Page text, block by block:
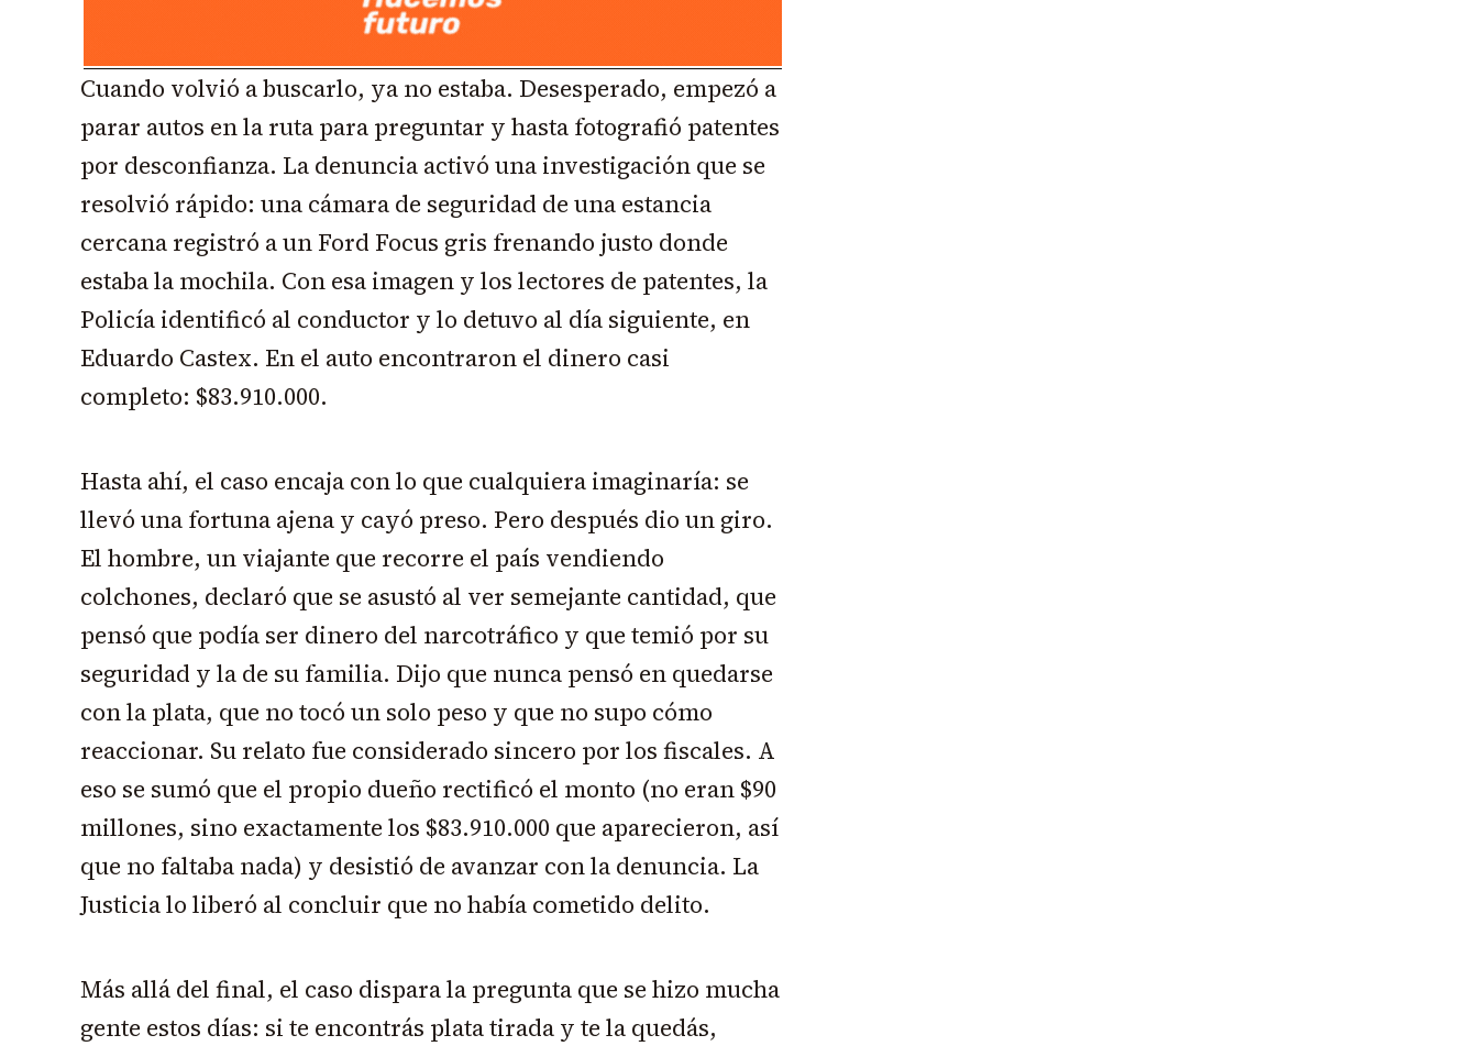
Cuando volvió a buscarlo, ya no estaba. Desesperado, empezó a
parar autos en la ruta para preguntar y hasta fotografió patentes
por desconfianza. La denuncia activó una investigación que se
resolvió rápido: una cámara de seguridad de una estancia
cercana registró a un Ford Focus gris frenando justo donde
estaba la mochila. Con esa imagen y los lectores de patentes, la
Policía identificó al conductor y lo detuvo al día siguiente, en
Eduardo Castex. En el auto encontraron el dinero casi
completo: $83.910.000.
Hasta ahí, el caso encaja con lo que cualquiera imaginaría: se
llevó una fortuna ajena y cayó preso. Pero después dio un giro.
El hombre, un viajante que recorre el país vendiendo
colchones, declaró que se asustó al ver semejante cantidad, que
pensó que podía ser dinero del narcotráfico y que temió por su
seguridad y la de su familia. Dijo que nunca pensó en quedarse
con la plata, que no tocó un solo peso y que no supo cómo
reaccionar. Su relato fue considerado sincero por los fiscales. A
eso se sumó que el propio dueño rectificó el monto (no eran $90
millones, sino exactamente los $83.910.000 que aparecieron, así
que no faltaba nada) y desistió de avanzar con la denuncia. La
Justicia lo liberó al concluir que no había cometido delito.
Más allá del final, el caso dispara la pregunta que se hizo mucha
gente estos días: si te encontrás plata tirada y te la quedás,